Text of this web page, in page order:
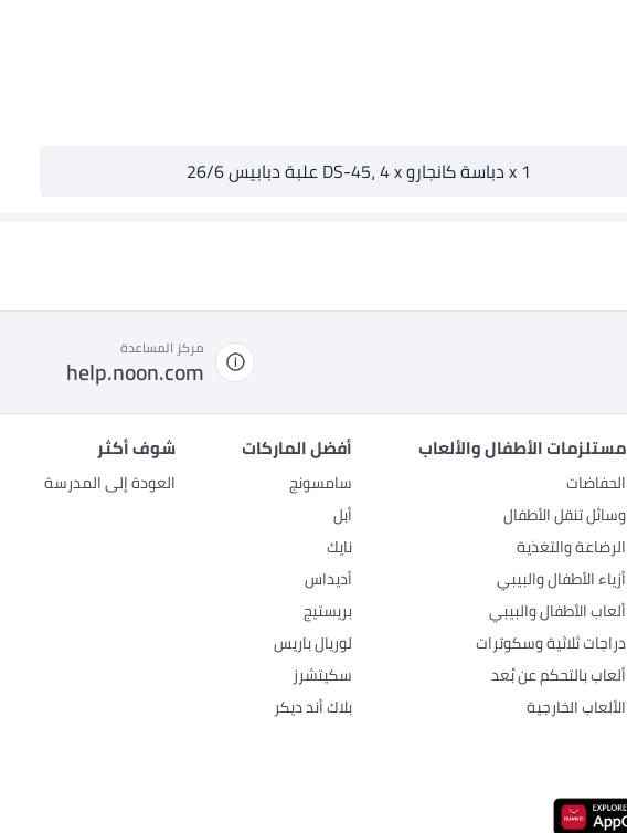
1 x دباسة كانجارو DS-45، 4 x علبة دبابيس 26/6
مركز المساعدة
help.noon.com
مستلزمات الأطفال والألعاب
الحفاضات
وسائل تنقل الأطفال
الرضاعة والتغذية
أزياء الأطفال والبيبي
ألعاب الأطفال والبيبي
دراجات ثلاثية وسكوترات
ألعاب بالتحكم عن بُعد
الألعاب الخارجية
أفضل الماركات
سامسونج
أبل
نايك
أديداس
بريستيج
لوريال باريس
سكيتشرز
بلاك أند ديكر
شوف أكثر
العودة إلى المدرسة